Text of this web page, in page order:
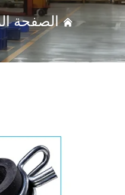
الصفحة